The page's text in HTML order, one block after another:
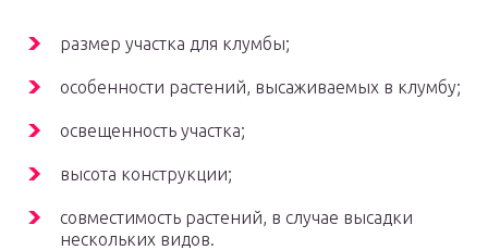
размер участка для клумбы;
особенности растений, высаживаемых в клумбу;
освещенность участка;
высота конструкции;
совместимость растений, в случае высадки
нескольких видов.